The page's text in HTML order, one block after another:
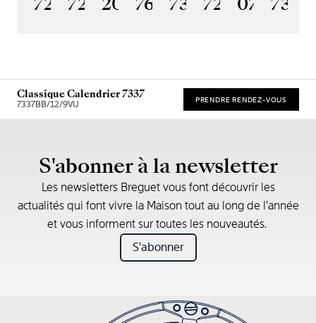
Classique Calendrier 7337
7337BB/12/9VU PRENDRE RENDEZ-VOUS
S'abonner à la newsletter
Les newsletters Breguet vous font découvrir les
actualités qui font vivre la Maison tout au long de l’année
et vous informent sur toutes les nouveautés.
S'abonner